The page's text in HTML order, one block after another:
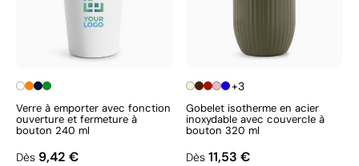
Verre à emporter avec fonction
ouverture et fermeture à
bouton 240 ml
Dès 9,42 €
+3
Gobelet isotherme en acier
inoxydable avec couvercle à
bouton 320 ml
Dès 11,53 €